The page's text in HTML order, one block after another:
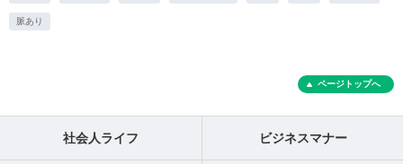
脈あり
ページトップへ
社会人ライフ ビジネスマナー